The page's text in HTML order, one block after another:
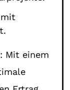
Mit einem